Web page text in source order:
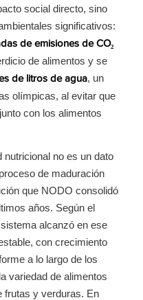
social directo, sino
significativos:
de emisiones de CO₂
de alimentos y se
de litros de agua, un
olímpicas, al evitar que
con los alimentos
no es un dato
de maduración
que NODO consolidó
años. Según el
alcanzó en ese
con crecimiento
a lo largo de los
variedad de alimentos
frutas y verduras. En